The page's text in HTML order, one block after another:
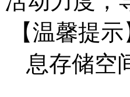
【温馨提
息存储空